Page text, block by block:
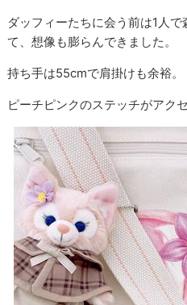
ダッフィーたちに会う前は1人
て、想像も膨らんできました。
持ち手は55cmで肩掛けも余裕。
ピーチピンクのステッチがアク